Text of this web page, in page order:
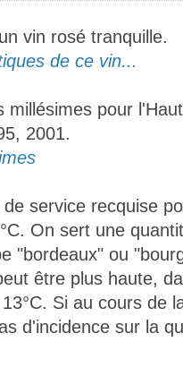
vin rosé tranquille.
de ce vin...
millésimes pour
2001.
service recquise
On sert une
"bordeaux" ou
être plus haute,
Si au cours de
d'incidence sur la